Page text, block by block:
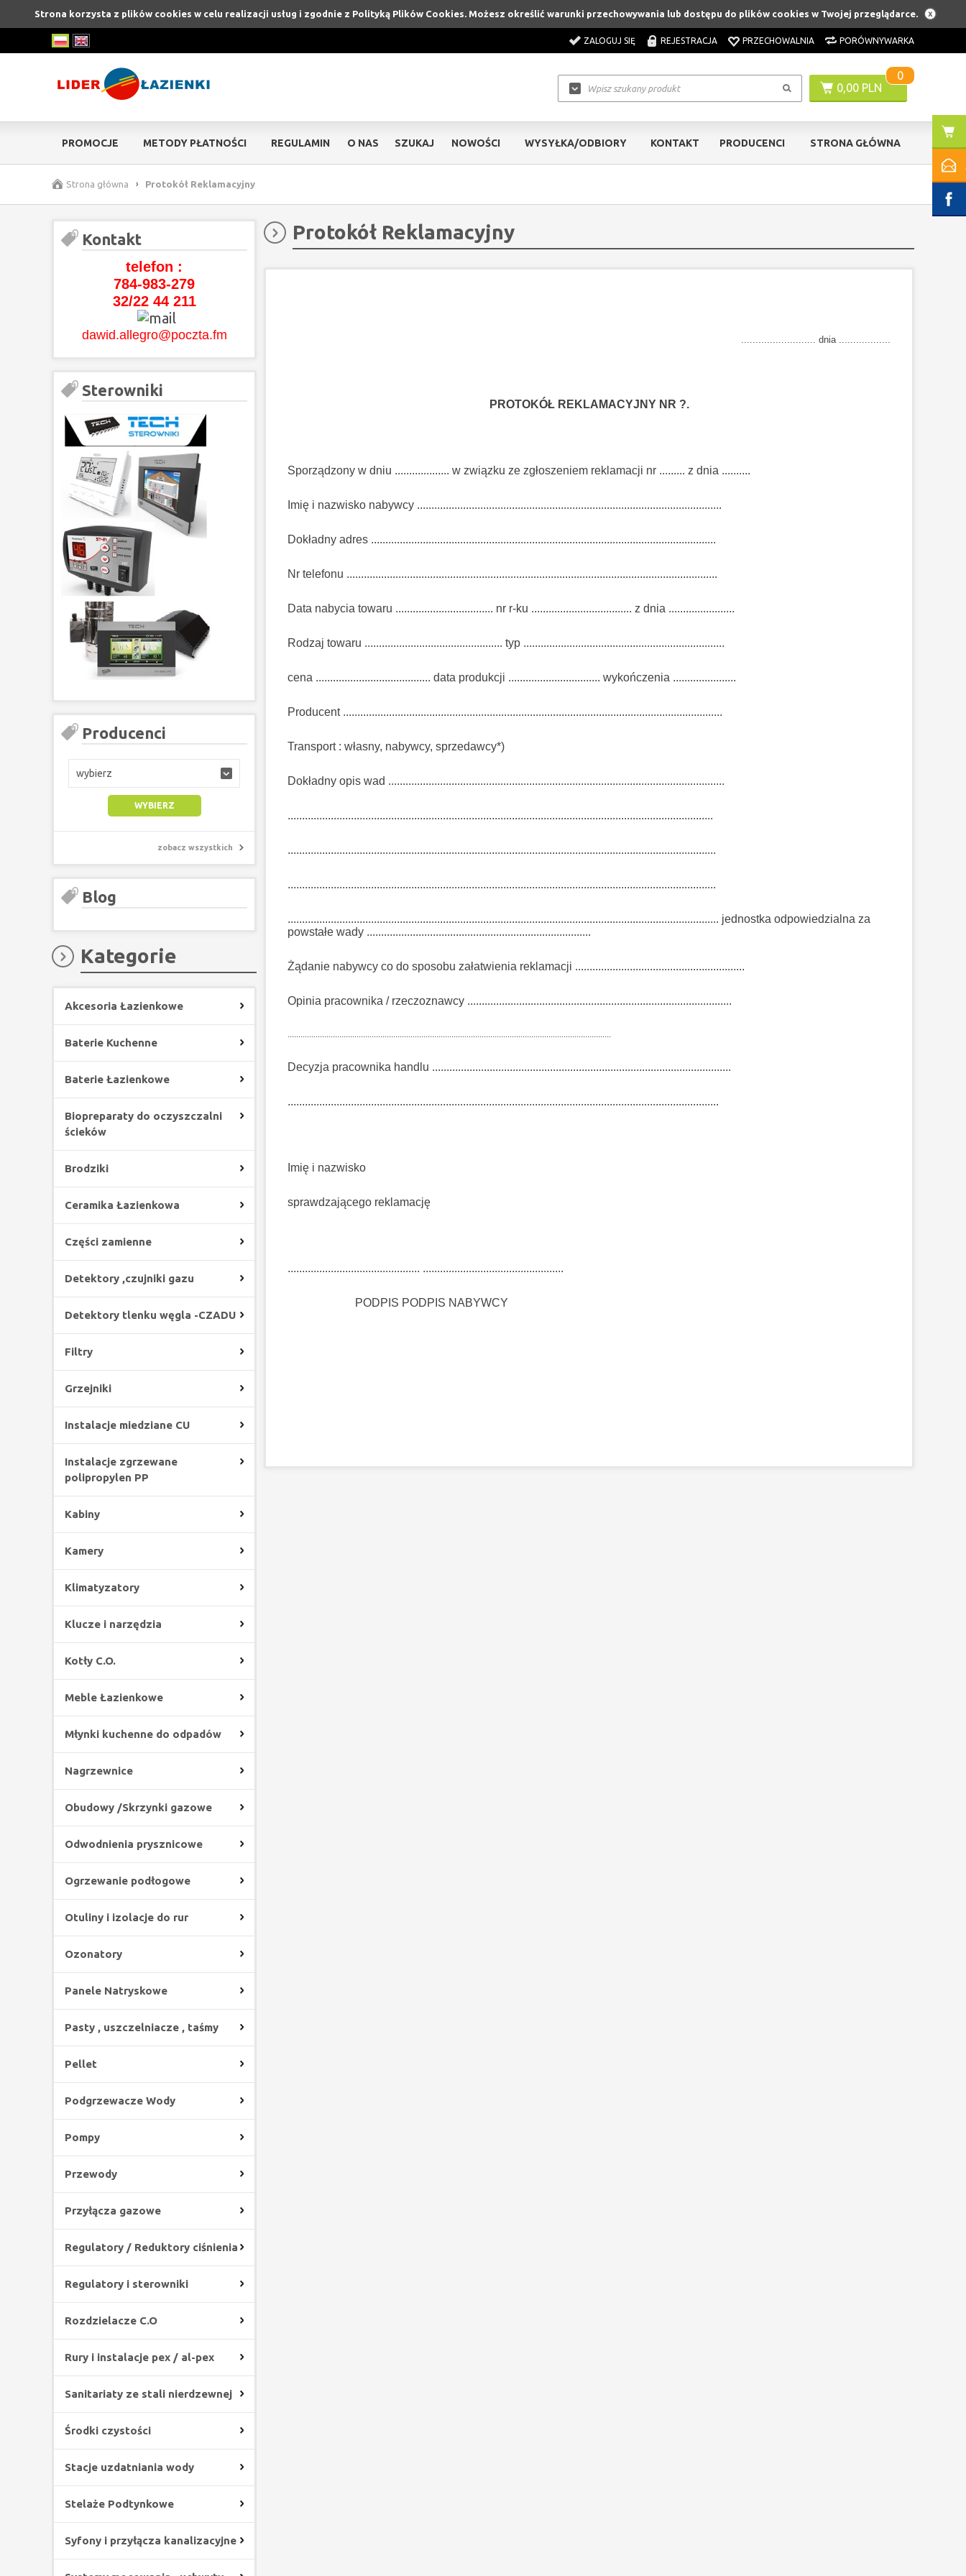
Strona korzysta z plików cookies w celu realizacji usług i zgodnie z Polityką Plików Cookies. Możesz określić warunki przechowywania lub dostępu do plików cookies w Twojej przeglądarce.
ZALOGUJ SIĘ REJESTRACJA PRZECHOWALNIA PORÓWNYWARKA
0,00 PLN
0
PROMOCJE METODY PŁATNOŚCI REGULAMIN O NAS SZUKAJ NOWOŚCI WYSYŁKA/ODBIORY KONTAKT PRODUCENCI STRONA GŁÓWNA
Strona główna › Protokół Reklamacyjny
Kontakt
telefon :
784-983-279
32/22 44 211
dawid.allegro@poczta.fm
Sterowniki
Producenci
wybierz
zobacz wszystkich
Blog
Kategorie
Akcesoria Łazienkowe
Baterie Kuchenne
Baterie Łazienkowe
Biopreparaty do oczyszczalni
ścieków
Brodziki
Ceramika Łazienkowa
Części zamienne
Detektory ,czujniki gazu
Detektory tlenku węgla -CZADU
Filtry
Grzejniki
Instalacje miedziane CU
Instalacje zgrzewane
polipropylen PP
Kabiny
Kamery
Klimatyzatory
Klucze i narzędzia
Kotły C.O.
Meble Łazienkowe
Młynki kuchenne do odpadów
Nagrzewnice
Obudowy /Skrzynki gazowe
Odwodnienia prysznicowe
Ogrzewanie podłogowe
Otuliny i izolacje do rur
Ozonatory
Panele Natryskowe
Pasty , uszczelniacze , taśmy
Pellet
Podgrzewacze Wody
Pompy
Przewody
Przyłącza gazowe
Regulatory / Reduktory ciśnienia
Regulatory i sterowniki
Rozdzielacze C.O
Rury i instalacje pex / al-pex
Sanitariaty ze stali nierdzewnej
Środki czystości
Stacje uzdatniania wody
Stelaże Podtynkowe
Syfony i przyłącza kanalizacyjne
Protokół Reklamacyjny
.......................... dnia ..................
PROTOKÓŁ REKLAMACYJNY NR ?.
Sporządzony w dniu ................... w związku ze zgłoszeniem reklamacji nr ......... z dnia ..........
Imię i nazwisko nabywcy ..........................................................................................................
Dokładny adres ........................................................................................................................
Nr telefonu .................................................................................................................................
Data nabycia towaru .................................. nr r-ku ................................... z dnia .......................
Rodzaj towaru ................................................ typ ......................................................................
cena ........................................ data produkcji ................................ wykończenia ......................
Producent ....................................................................................................................................
Transport : własny, nabywcy, sprzedawcy*)
Dokładny opis wad .....................................................................................................................
....................................................................................................................................................
.....................................................................................................................................................
.....................................................................................................................................................
...................................................................................................................................................... jednostka odpowiedzialna za
powstałe wady ..............................................................................
Żądanie nabywcy co do sposobu załatwienia reklamacji ...........................................................
Opinia pracownika / rzeczoznawcy ............................................................................................
......................................................................................................................................................
Decyzja pracownika handlu ........................................................................................................
......................................................................................................................................................
Imię i nazwisko
sprawdzającego reklamację
.............................................. .................................................
PODPIS PODPIS NABYWCY